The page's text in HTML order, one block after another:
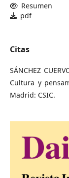
Resumen
pdf
Citas
SÁNCHEZ
Cultura y
Madrid: CSIC.